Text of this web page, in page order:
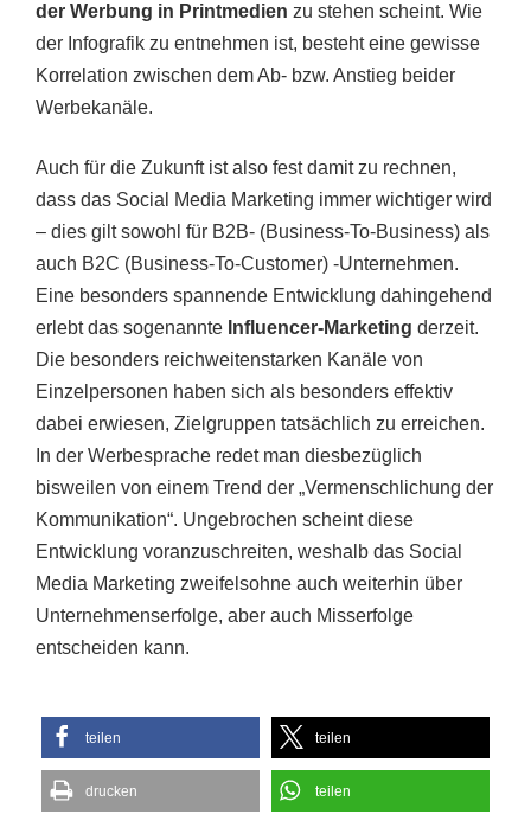
der Werbung in Printmedien zu stehen scheint. Wie
der Infografik zu entnehmen ist, besteht eine gewisse
Korrelation zwischen dem Ab- bzw. Anstieg beider
Werbekanäle.
Auch für die Zukunft ist also fest damit zu rechnen,
dass das Social Media Marketing immer wichtiger wird
– dies gilt sowohl für B2B- (Business-To-Business) als
auch B2C (Business-To-Customer) -Unternehmen.
Eine besonders spannende Entwicklung dahingehend
erlebt das sogenannte Influencer-Marketing derzeit.
Die besonders reichweitenstarken Kanäle von
Einzelpersonen haben sich als besonders effektiv
dabei erwiesen, Zielgruppen tatsächlich zu erreichen.
In der Werbesprache redet man diesbezüglich
bisweilen von einem Trend der „Vermenschlichung der
Kommunikation“. Ungebrochen scheint diese
Entwicklung voranzuschreiten, weshalb das Social
Media Marketing zweifelsohne auch weiterhin über
Unternehmenserfolge, aber auch Misserfolge
entscheiden kann.
teilen teilen
drucken teilen